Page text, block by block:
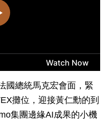
國總統馬克宏會面，緊
攤位，迎接黃仁勳的到
集團邊緣AI成果的小機